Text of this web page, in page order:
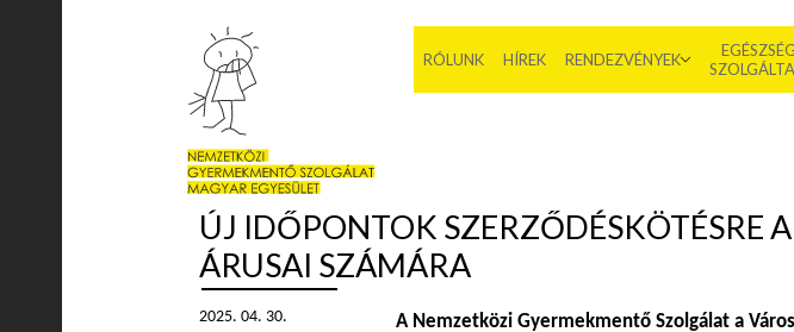
RÓLUNK HÍREK RENDEZVÉNYEK
ÚJ IDŐPONTOK SZERZŐDÉSKÖTÉSRE
ÁRUSAI SZÁMÁRA
2025. 04. 30.
A Nemzetközi Gyermekmentő Szolgálat a